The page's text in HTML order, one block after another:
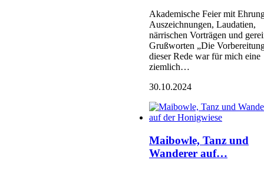
Akademische Feier mit
Auszeichnungen, Laudatien,
närrischen Vorträgen und
Grußworten „Die
dieser Rede war für mich eine
ziemlich…
30.10.2024
Maibowle, Tanz und
Wanderer auf…